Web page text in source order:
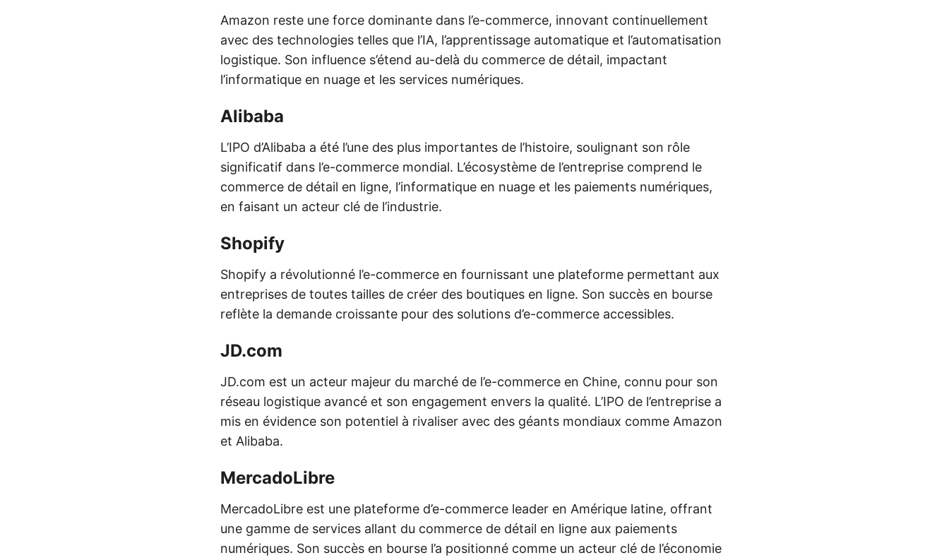
Amazon reste une force dominante dans l’e-commerce, innovant continuellement
avec des technologies telles que l’IA, l’apprentissage automatique et l’automatisation
logistique. Son influence s’étend au-delà du commerce de détail, impactant
l’informatique en nuage et les services numériques.
Alibaba
L’IPO d’Alibaba a été l’une des plus importantes de l’histoire, soulignant son rôle
significatif dans l’e-commerce mondial. L’écosystème de l’entreprise comprend le
commerce de détail en ligne, l’informatique en nuage et les paiements numériques,
en faisant un acteur clé de l’industrie.
Shopify
Shopify a révolutionné l’e-commerce en fournissant une plateforme permettant aux
entreprises de toutes tailles de créer des boutiques en ligne. Son succès en bourse
reflète la demande croissante pour des solutions d’e-commerce accessibles.
JD.com
JD.com est un acteur majeur du marché de l’e-commerce en Chine, connu pour son
réseau logistique avancé et son engagement envers la qualité. L’IPO de l’entreprise a
mis en évidence son potentiel à rivaliser avec des géants mondiaux comme Amazon
et Alibaba.
MercadoLibre
MercadoLibre est une plateforme d’e-commerce leader en Amérique latine, offrant
une gamme de services allant du commerce de détail en ligne aux paiements
numériques. Son succès en bourse l’a positionné comme un acteur clé de l’économie